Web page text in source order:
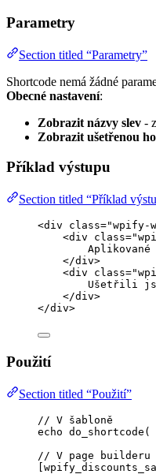
Parametry
Section titled “Parametry”
Shortcode nemá žádné
Obecné nastavení:
Zobrazit názvy slev -
Zobrazit ušetřenou
Příklad výstupu
Section titled “Příklad
<div class="wpify-
<div class="
</div>
<div class="
Ušetřili
</div>
</div>
Použití
Section titled “Použití”
// V šabloně
echo do_shortcode (
// V page builderu
[